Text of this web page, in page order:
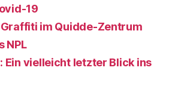
19
im Quidde-Zentrum
NPL
Ein vielleicht letzter Blick ins